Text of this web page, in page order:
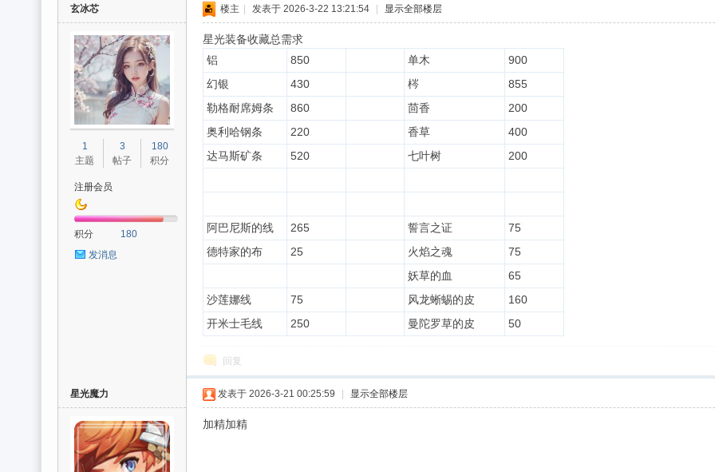
玄冰芯
1
主题
3
帖子
180
积分
注册会员
积分
180
发消息
楼主 发表于 2026-3-22 13:21:54 显示全部楼层
星光装备收藏总需求
铝
850 单木
900
幻银
430 梣
855
勒格耐席姆条
860 茴香
200
奥利哈钢条
220 香草
400
达马斯矿条
520 七叶树 200
阿巴尼斯的线 265 誓言之证
75
德特家的布
25 火焰之魂
75
妖草的血
65
沙莲娜线
75 风龙蜥蜴的皮
160
开米士毛线
250 曼陀罗草的皮 50
回复
星光魔力 发表于 2026-3-21 00:25:59 显示全部楼层
加精加精